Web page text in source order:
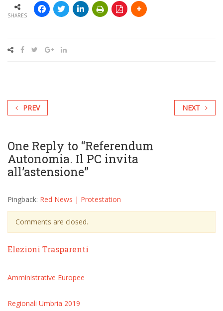
SHARES
PREV NEXT
One Reply to “Referendum
Autonomia. Il PC invita
all’astensione”
Pingback: Red News | Protestation
Comments are closed.
Elezioni Trasparenti
Amministrative Europee
Regionali Umbria 2019